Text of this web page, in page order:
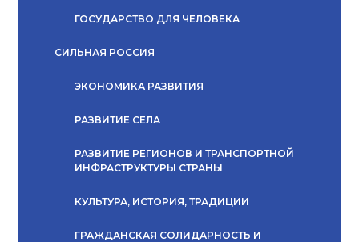
ГОСУДАРСТВО ДЛЯ ЧЕЛОВЕКА
СИЛЬНАЯ РОССИЯ
ЭКОНОМИКА РАЗВИТИЯ
РАЗВИТИЕ СЕЛА
РАЗВИТИЕ РЕГИОНОВ И ТРАНСПОРТНОЙ
ИНФРАСТРУКТУРЫ СТРАНЫ
КУЛЬТУРА, ИСТОРИЯ, ТРАДИЦИИ
ГРАЖДАНСКАЯ СОЛИДАРНОСТЬ И